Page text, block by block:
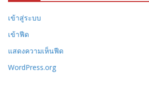
เข้าสู่ระบบ
เข้าฟีด
แสดงความเห็นฟีด
WordPress.org